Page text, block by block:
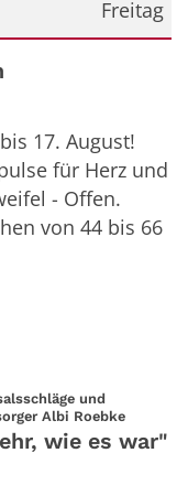
Freitag
17. August!
für Herz und
- Offen.
von 44 bis 66
und
Albi Roebke:
wie es war"